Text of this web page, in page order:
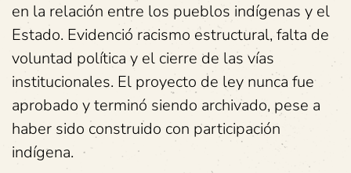
en la relación entre los pueblos indígenas y el
Estado. Evidenció racismo estructural, falta de
voluntad política y el cierre de las vías
institucionales. El proyecto de ley nunca fue
aprobado y terminó siendo archivado, pese a
haber sido construido con participación
indígena.